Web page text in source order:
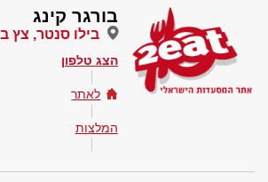
בורגר קינג
בילו סנטר, צץ
הצג טלפון
לאתר
המלצות